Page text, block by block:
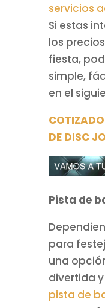
servicios
Si estas
los
fiesta,
simple,
en el
DE DISC
Pista de
para
una
divertida
pista de